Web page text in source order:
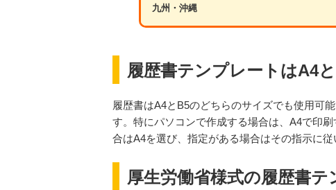
九州・沖縄
履歴書テンプレートはA4
履歴書はA4とB5のどちらのサイズでも使用可
す。特にパソコンで作成する場合は、A4で印
合はA4を選び、指定がある場合はその指示に従
厚生労働省様式の履歴書